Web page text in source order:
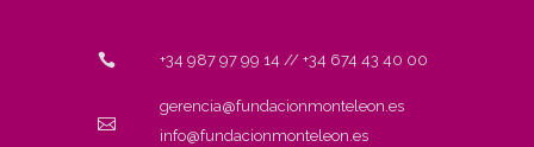
+34 987 97 99 14 // +34 674 43 40 00
gerencia@fundacionmonteleon.es
info@fundacionmonteleon.es